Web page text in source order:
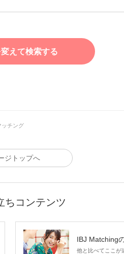
えて検索する
ッチング
ジトップへ
ちコンテンツ
IBJ Matching
他と比べてここが